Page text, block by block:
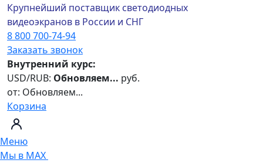
Крупнейший поставщик светодиодных
видеоэкранов в России и СНГ
8 800 700-74-94
Заказать звонок
Внутренний курс:
USD/RUB: Обновляем... руб.
от: Обновляем...
Корзина
Меню
Мы в MAX